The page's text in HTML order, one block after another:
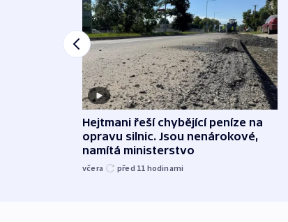
Hejtmani řeší chybějící peníze na
opravu silnic. Jsou nenárokové,
namítá ministerstvo
včera před 11 hodinami